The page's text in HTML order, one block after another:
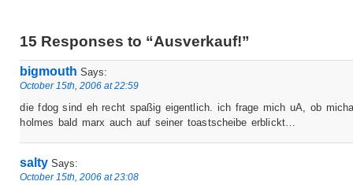
15 Responses to “Ausverkauf!”
bigmouth Says:
October 15th, 2006 at 22:59
die fdog sind eh recht spaßig eigentlich. ich frage mich uA, ob
holmes bald marx auch auf seiner toastscheibe erblickt…
salty Says:
October 15th, 2006 at 23:08